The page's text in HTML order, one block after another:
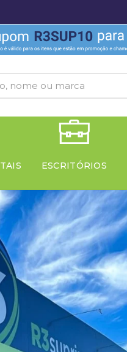
ESCRITÓRIOS